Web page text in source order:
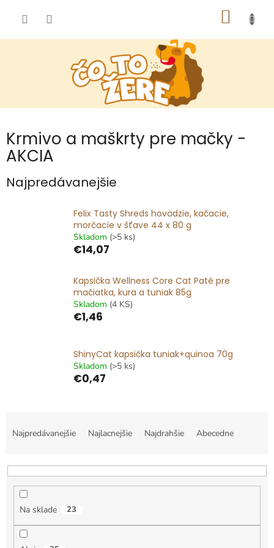
Krmivo a maškrty pre mačky -
AKCIA
Najpredávanejšie
Felix Tasty Shreds hovädzie, kačacie,
morčacie v šťave 44 x 80 g
Skladom (>5 ks)
€14,07
Kapsička Wellness Core Cat Paté pre
mačiatka, kura a tuniak 85g
Skladom (4 KS)
€1,46
ShinyCat kapsička tuniak+quinoa 70g
Skladom (>5 ks)
€0,47
a
n
Najpredávanejšie Najlacnejšie Najdrahšie Abecedne
Na sklade 23